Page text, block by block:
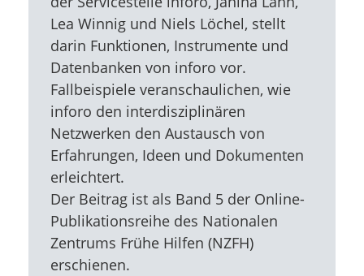
Lea Winnig und Niels Löchel, stellt
darin Funktionen, Instrumente und
Datenbanken von inforo vor.
Fallbeispiele veranschaulichen, wie
inforo den interdisziplinären
Netzwerken den Austausch von
Erfahrungen, Ideen und Dokumenten
erleichtert.
Der Beitrag ist als Band 5 der Online-
Publikationsreihe des Nationalen
Zentrums Frühe Hilfen (NZFH)
erschienen.